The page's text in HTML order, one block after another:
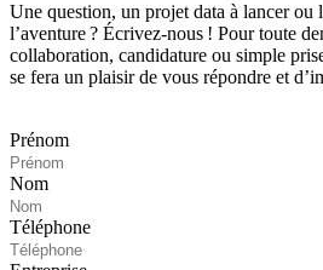
Une question, un projet data à lancer ou
l’aventure ? Écrivez‑nous ! Pour toute
collaboration, candidature ou simple
se fera un plaisir de vous répondre et
Prénom
Nom
Téléphone